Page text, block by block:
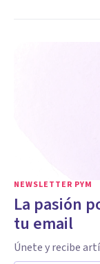
NEWSLETTER PYM
La pasión
tu email
Únete y recibe